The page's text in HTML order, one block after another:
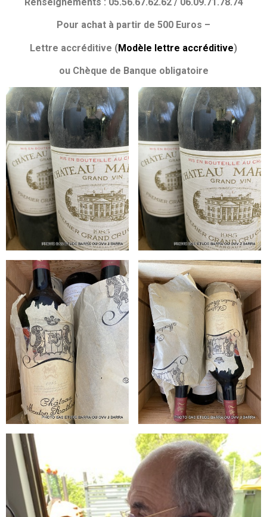
Pour achat à partir de 500 Euros –
Lettre accréditive (Modèle lettre accréditive)
ou Chèque de Banque obligatoire